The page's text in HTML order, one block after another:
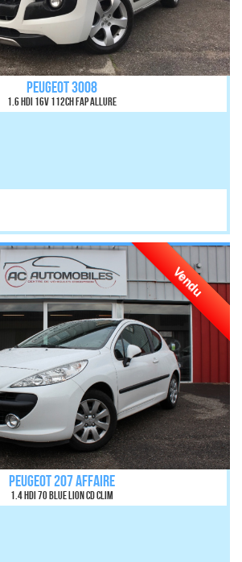
PEUGEOT 3008
1.6 HDi 16V 112ch FAP Allure
PEUGEOT 207 AFFAIRE
1.4 HDI 70 BLUE LION CD CLIM
Vendu